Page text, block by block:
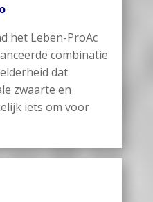
het Leben-ProAc
combinatie
dat
zwaarte en
iets om voor